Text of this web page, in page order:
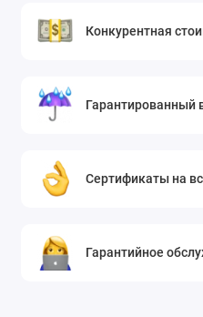
Конкурентная
Гарантированный
Сертификаты на
Гарантийное